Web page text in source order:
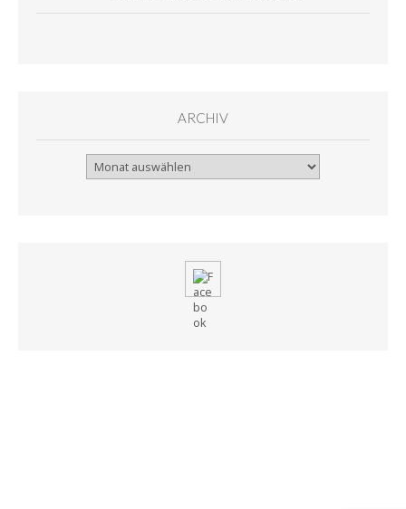
ARCHIV
Archiv